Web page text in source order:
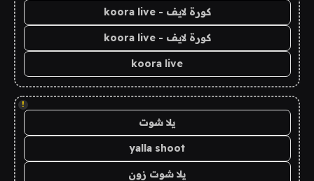
كورة لايف - koora live
كورة لايف - koora live
koora live
!
يلا شوت
yalla shoot
يلا شوت زون